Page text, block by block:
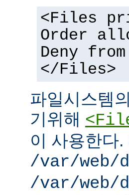
<Files
Order
Deny
</Files>
파일시스템
기위해
이 사용한다
/var/
/var/